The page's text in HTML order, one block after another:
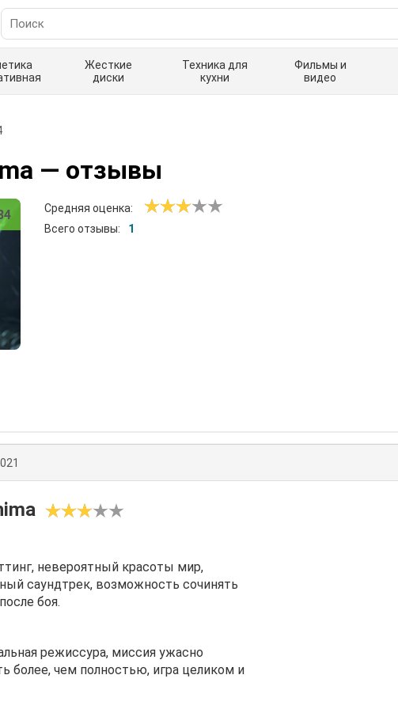
Жесткие
диски
Техника для
кухни
Фильмы и
видео
— отзывы
Средняя оценка:
Всего отзывы:
1
невероятный красоты мир,
саундтрек, возможность сочинять
боя.
режиссура, миссия ужасно
более, чем полностью, игра целиком и